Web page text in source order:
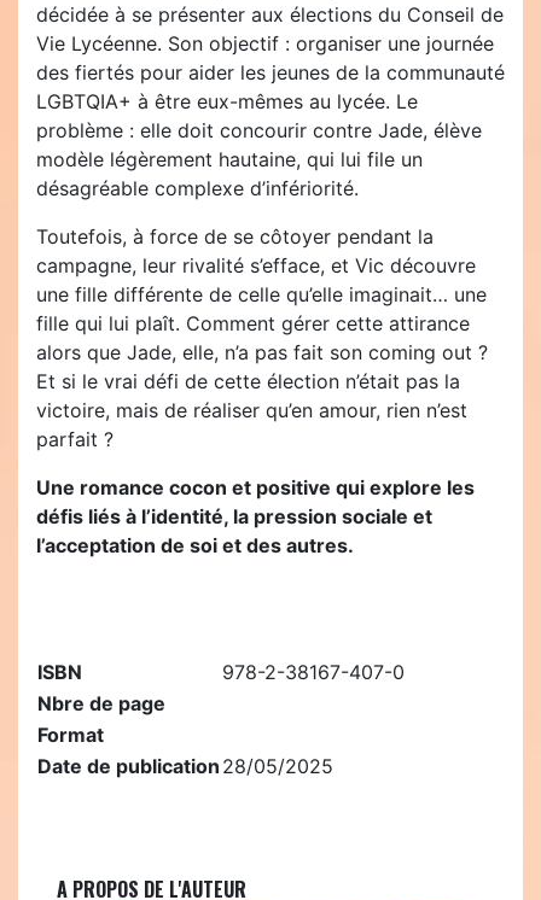
décidée à se présenter aux élections du Conseil de
Vie Lycéenne. Son objectif : organiser une journée
des fiertés pour aider les jeunes de la communauté
LGBTQIA+ à être eux-mêmes au lycée. Le
problème : elle doit concourir contre Jade, élève
modèle légèrement hautaine, qui lui file un
désagréable complexe d’infériorité.
Toutefois, à force de se côtoyer pendant la
campagne, leur rivalité s’efface, et Vic découvre
une fille différente de celle qu’elle imaginait… une
fille qui lui plaît. Comment gérer cette attirance
alors que Jade, elle, n’a pas fait son coming out ?
Et si le vrai défi de cette élection n’était pas la
victoire, mais de réaliser qu’en amour, rien n’est
parfait ?
Une romance cocon et positive qui explore les
défis liés à l’identité, la pression sociale et
l’acceptation de soi et des autres.
ISBN
978-2-38167-407-0
Nbre de page
Format
Date de publication 28/05/2025
A PROPOS DE L'AUTEUR